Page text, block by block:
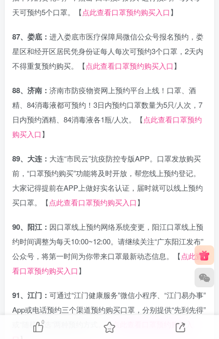
天可预约5个口罩。【点此查看口罩预约购买入口】
87、娄底： 进入娄底市医疗保障局微信公众号报名预约，娄
星区和经开区居民凭身份证每人每次可预约3个口罩，2天内
不得重复预约购买。【点此查看口罩预约购买入口】
88、济南： 济南市防疫物资网上预约平台上线！口罩、酒
精、84消毒液都可预约！3日内预约口罩数量为5只/人次，7
日内预约酒精、84消毒液各1瓶/人次。【点此查看口罩预约
购买入口】
89、大连： 大连“市民云”抗疫防控专版APP。口罩发放购买
前，“口罩预约购买”功能将及时开放，帮您线上预约登记。
大家记得提前在APP上做好实名认证，届时就可以线上预约
买口罩。【点此查看口罩预约购买入口】
90、阳江： 因口罩线上预约网络系统变更，阳江口罩线上预
约时间调整为每天10:00~12:00。请继续关注“广东阳江发布”
公众号，将第一时间为你带来口罩最新动态信息。【点此查
看口罩预约购买入口】
91、江门： 可通过“江门健康服务”微信小程序、“江门易办事”
App或电话预约三个渠道预约购买口罩，分别提供“先到先得”
或“随机抽选”两种预约方式。【点此查看口罩预约购买入
0